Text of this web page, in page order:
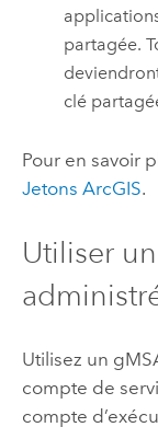
partagée.
clé
Pour en savoir
Jetons ArcGIS.
Utiliser
Utilisez un
compte de
compte